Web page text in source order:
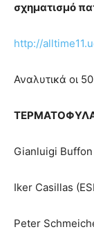
σχηματισμό
http://
Αναλυτικά οι
Gianluigi Buffon
Iker Casillas
Peter